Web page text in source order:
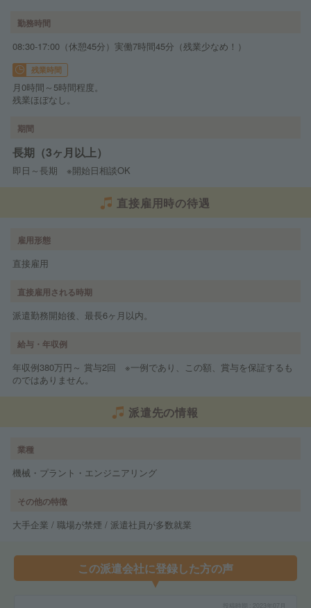
勤務時間
08:30-17:00（休憩45分）実働7時間45分（残業少なめ！）
残業時間
月0時間～5時間程度。
残業ほぼなし。
期間
長期（3ヶ月以上）
即日～長期 ※開始日相談OK
直接雇用時の待遇
雇用形態
直接雇用
直接雇用される時期
派遣勤務開始後、最長6ヶ月以内。
給与・年収例
年収例380万円～ 賞与2回 ※一例であり、この額、賞与を保証するも
のではありません。
派遣先の情報
業種
機械・プラント・エンジニアリング
その他の特徴
大手企業 / 職場が禁煙 / 派遣社員が多数就業
この派遣会社に登録した方の声